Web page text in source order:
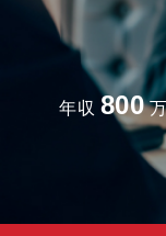
年収 800